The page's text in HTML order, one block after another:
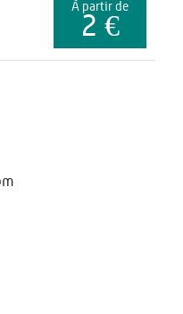
À partir de
2 €